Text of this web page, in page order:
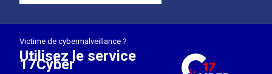
Victime de cybermalveillance ?
Utilisez le service
17Cyber